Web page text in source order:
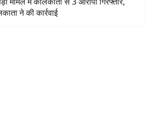
ने की कार्रवाई